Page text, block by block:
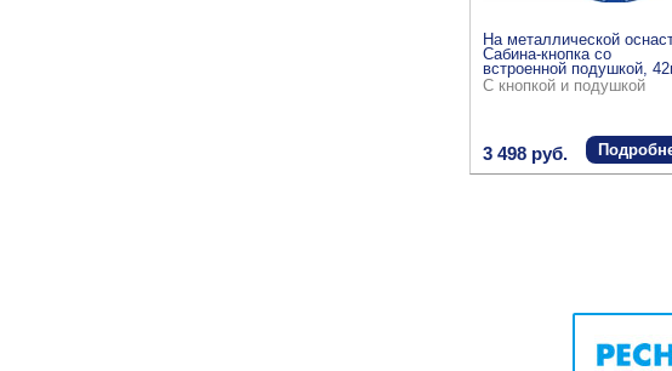
На металлической
Сабина-кнопка со
встроенной подушкой,
С кнопкой и подушкой
3 498 руб.